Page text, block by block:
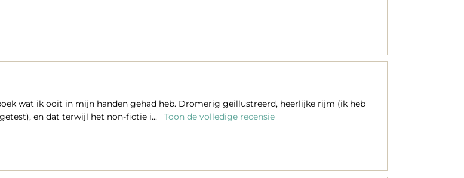
wat ik ooit in mijn handen gehad heb. Dromerig geillustreerd, heerlijke rijm (ik heb
en dat terwijl het non-fictie i...
Toon de volledige recensie